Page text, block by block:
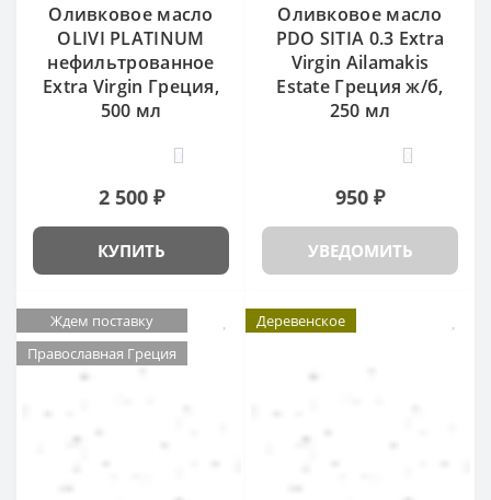
Оливковое масло
OLIVI PLATINUM
нефильтрованное
Extra Virgin Греция,
500 мл
2 500 ₽
КУПИТЬ
Оливковое масло
PDO SITIA 0.3 Extra
Virgin Ailamakis
Estate Греция ж/б,
250 мл
950 ₽
УВЕДОМИТЬ
Ждем поставку
Православная Греция
Деревенское